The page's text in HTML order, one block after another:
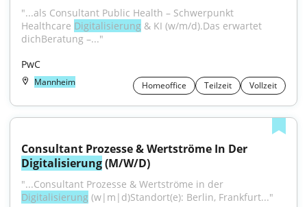
"...als Consultant Public Health – Schwerpunkt
Healthcare Digitalisierung & KI (w/m/d).Das erwartet
dichBeratung –..."
PwC
Mannheim Homeoffice Teilzeit Vollzeit
Digitalisierung (M/W/D)
Digitalisierung (w|m|d)Standort(e): Berlin, Frankfurt..."